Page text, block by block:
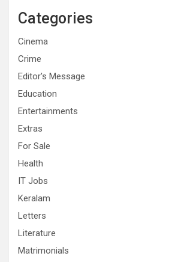
Categories
Cinema
Crime
Editor's Message
Education
Entertainments
Extras
For Sale
Health
IT Jobs
Keralam
Letters
Literature
Matrimonials